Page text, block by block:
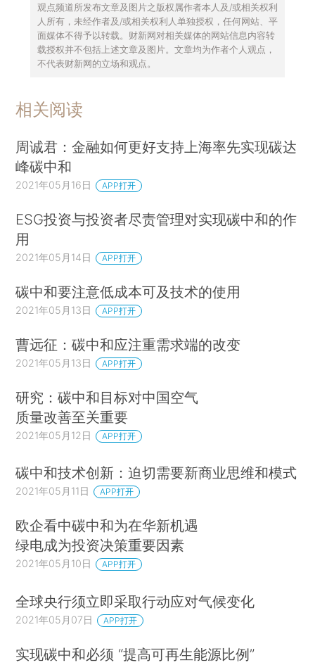
观点频道所发布文章及图片之版权属作者本人及/或相关权利
人所有，未经作者及/或相关权利人单独授权，任何网站、平
面媒体不得予以转载。财新网对相关媒体的网站信息内容转
载授权并不包括上述文章及图片。文章均为作者个人观点，
不代表财新网的立场和观点。
相关阅读
周诚君：金融如何更好支持上海率先实现碳达
峰碳中和
2021年05月16日 APP打开
ESG投资与投资者尽责管理对实现碳中和的作
用
2021年05月14日 APP打开
碳中和要注意低成本可及技术的使用
2021年05月13日 APP打开
曹远征：碳中和应注重需求端的改变
2021年05月13日 APP打开
研究：碳中和目标对中国空气
质量改善至关重要
2021年05月12日 APP打开
碳中和技术创新：迫切需要新商业思维和模式
2021年05月11日 APP打开
欧企看中碳中和为在华新机遇
绿电成为投资决策重要因素
2021年05月10日 APP打开
全球央行须立即采取行动应对气候变化
2021年05月07日 APP打开
实现碳中和必须 “提高可再生能源比例”